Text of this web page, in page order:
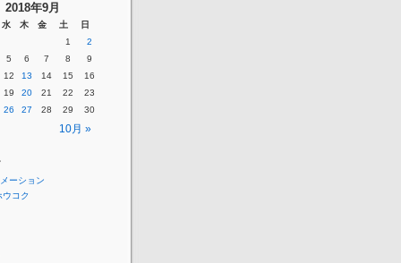
2018年9月
水 木 金 土 日
10月 »
1
2
5 6 7 8
9
12 13 14 15
16
19 20 21 22
23
26 27 28 29 30
ーション
ウコク